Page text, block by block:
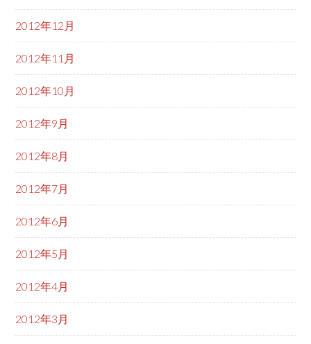
2012年12月
2012年11月
2012年10月
2012年9月
2012年8月
2012年7月
2012年6月
2012年5月
2012年4月
2012年3月